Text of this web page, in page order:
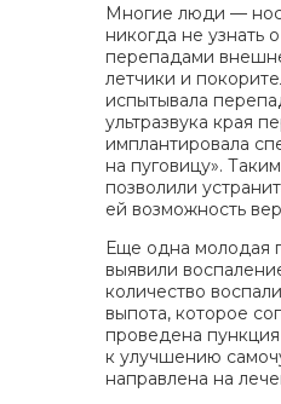
Многие люди —
никогда не узнать
перепадами
летчики и
испытывала
ультразвука края
имплантировала
на пуговицу».
позволили
ей возможность
Еще одна молодая
выявили
количество
выпота, которое
проведена
к улучшению
направлена на